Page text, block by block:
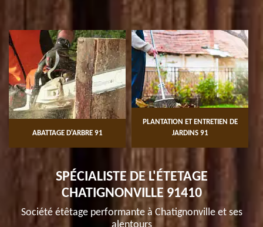
ABATTAGE D'ARBRE 91
PLANTATION ET ENTRETIEN DE
JARDINS 91
SPÉCIALISTE DE L'ÉTETAGE
CHATIGNONVILLE 91410
Société étêtage performante à Chatignonville et ses